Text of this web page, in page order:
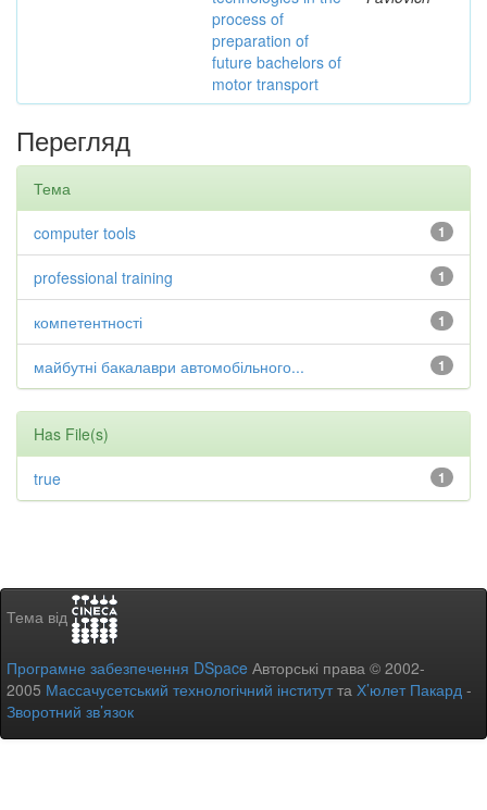
process of
preparation of
future bachelors of
motor transport
Перегляд
Тема
1
computer tools
1
professional training
1
компетентності
1
майбутні бакалаври автомобільного...
Has File(s)
1
true
Тема від
Програмне забезпечення DSpace Авторські права © 2002-
2005 Массачусетський технологічний інститутта Х’юлет Пакард -
Зворотний зв’язок